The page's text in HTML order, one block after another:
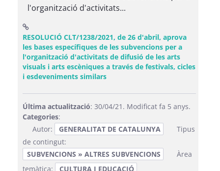
l'organització d'activitats...
RESOLUCIÓ CLT/1238/2021, de 26 d'abril, aprova
les bases específiques de les subvencions per a
l'organització d'activitats de difusió de les arts
visuals i arts escèniques a través de festivals, cicles
i esdeveniments similars(Obre una finestra nova)
Última actualització: 30/04/21. Modificat fa 5 anys.
Categories:
Autor:
GENERALITAT DE CATALUNYA
Tipus
de contingut:
SUBVENCIONS » ALTRES SUBVENCIONS
Àrea
temàtica:
CULTURA I EDUCACIÓ